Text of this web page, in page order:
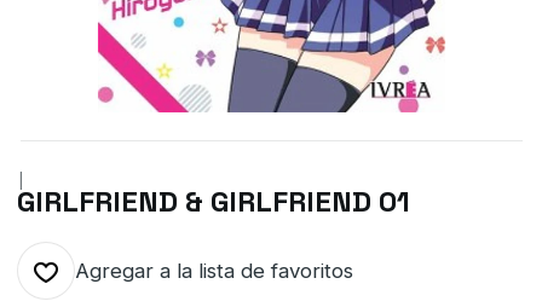
|
GIRLFRIEND & GIRLFRIEND 01
Agregar a la lista de favoritos